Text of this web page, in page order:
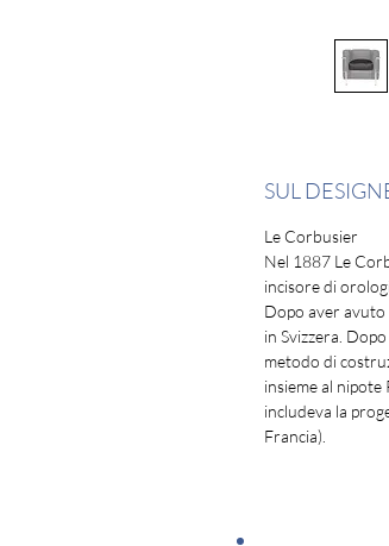
SUL
Le Corbusier
Nel 1887 Le
incisore di
Dopo aver avuto
in Svizzera.
metodo di
insieme al
includeva la
Francia).